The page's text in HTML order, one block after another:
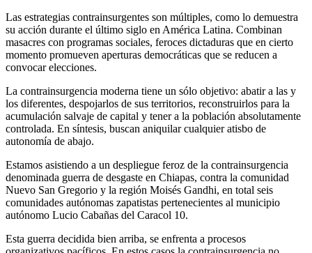
Las estrategias contrainsurgentes son múltiples, como lo demuestra
su acción durante el último siglo en América Latina. Combinan
masacres con programas sociales, feroces dictaduras que en cierto
momento promueven aperturas democráticas que se reducen a
convocar elecciones.
La contrainsurgencia moderna tiene un sólo objetivo: abatir a las y
los diferentes, despojarlos de sus territorios, reconstruirlos para la
acumulación salvaje de capital y tener a la población absolutamente
controlada. En síntesis, buscan aniquilar cualquier atisbo de
autonomía de abajo.
Estamos asistiendo a un despliegue feroz de la contrainsurgencia
denominada guerra de desgaste en Chiapas, contra la comunidad
Nuevo San Gregorio y la región Moisés Gandhi, en total seis
comunidades autónomas zapatistas pertenecientes al municipio
autónomo Lucio Cabañas del Caracol 10.
Esta guerra decidida bien arriba, se enfrenta a procesos